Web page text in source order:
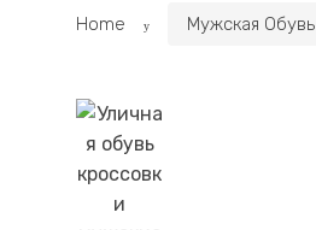
Home Мужская Обувь